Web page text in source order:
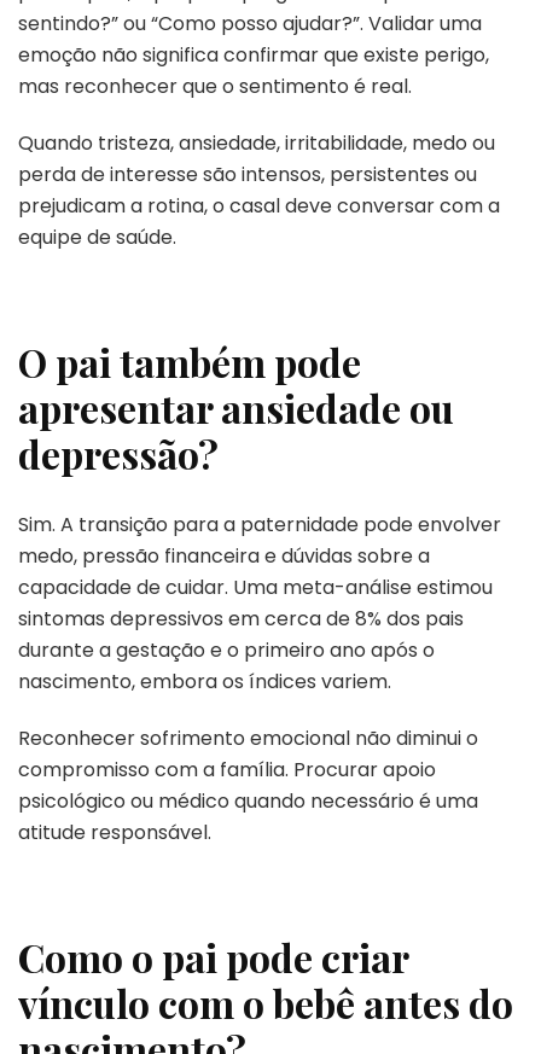
sentindo?” ou “Como posso ajudar?”. Validar uma
emoção não significa confirmar que existe perigo,
mas reconhecer que o sentimento é real.
Quando tristeza, ansiedade, irritabilidade, medo ou
perda de interesse são intensos, persistentes ou
prejudicam a rotina, o casal deve conversar com a
equipe de saúde.
O pai também pode
apresentar ansiedade ou
depressão?
Sim. A transição para a paternidade pode envolver
medo, pressão financeira e dúvidas sobre a
capacidade de cuidar. Uma meta-análise estimou
sintomas depressivos em cerca de 8% dos pais
durante a gestação e o primeiro ano após o
nascimento, embora os índices variem.
Reconhecer sofrimento emocional não diminui o
compromisso com a família. Procurar apoio
psicológico ou médico quando necessário é uma
atitude responsável.
Como o pai pode criar
vínculo com o bebê antes do